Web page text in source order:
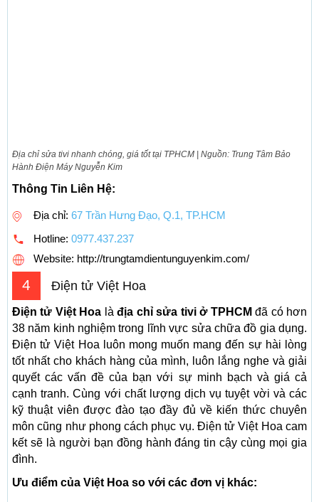
Địa chỉ sửa tivi nhanh chóng, giá tốt tại TPHCM | Nguồn: Trung Tâm Bảo
Hành Điện Máy Nguyễn Kim
Thông Tin Liên Hệ:
Địa chỉ: 67 Trần Hưng Đạo, Q.1, TP.HCM
Hotline: 0977.437.237
Website: http://trungtamdientunguyenkim.com/
4 Điện tử Việt Hoa
Điện tử Việt Hoa làđịa chỉ sửa tivi ở TPHCM đã có hơn
38 năm kinh nghiệm trong lĩnh vực sửa chữa đồ gia dụng.
Điện tử Việt Hoa luôn mong muốn mang đến sự hài lòng
tốt nhất cho khách hàng của mình, luôn lắng nghe và giải
quyết các vấn đề của bạn với sự minh bạch và giá cả
cạnh tranh. Cùng với chất lượng dịch vụ tuyệt vời và các
kỹ thuật viên được đào tạo đầy đủ về kiến ​​thức chuyên
môn cũng như phong cách phục vụ. Điện tử Việt Hoa cam
kết sẽ là người bạn đồng hành đáng tin cậy cùng mọi gia
đình.
Ưu điểm của Việt Hoa so với các đơn vị khác: